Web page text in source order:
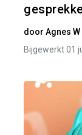
door Agnes W
Bijgewerkt 01